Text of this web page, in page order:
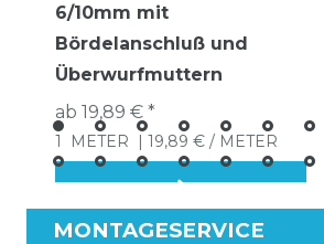
6/10mm mit
Bördelanschluß und
Überwurfmuttern
ab 19,89 € *
1 METER | 19,89 € / METER
MONTAGESERVICE